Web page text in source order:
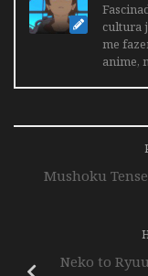
cultura
me
anime,
Mushoku
Neko to